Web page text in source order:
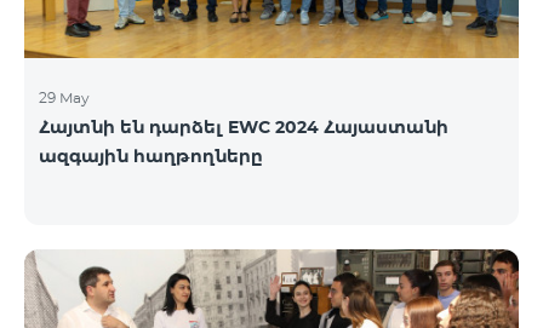
29 May
Հայտնի են դարձել EWC 2024 Հայաստանի
ազգային հաղթողները